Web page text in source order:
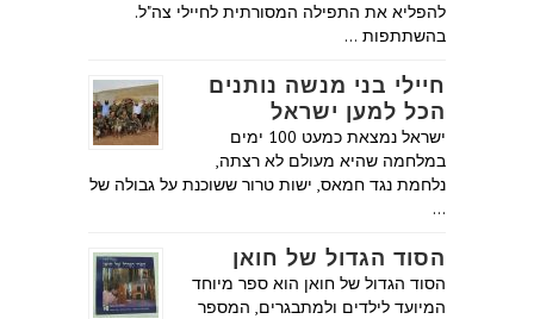
להפליא את התפילה המסורתית לחיילי צה"ל.
בהשתתפות …
חיילי בני מנשה נותנים
הכל למען ישראל
ישראל נמצאת כמעט 100 ימים
במלחמה שהיא מעולם לא רצתה,
נלחמת נגד חמאס, ישות טרור ששוכנת על גבולה של
…
הסוד הגדול של חואן
הסוד הגדול של חואן הוא ספר מיוחד
המיועד לילדים ולמתבגרים, המספר